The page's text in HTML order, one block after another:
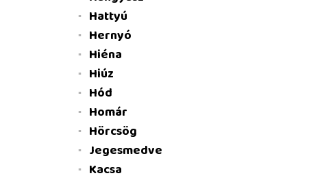
Hattyú
Hernyó
Hiéna
Hiúz
Hód
Homár
Hörcsög
Jegesmedve
Kacsa